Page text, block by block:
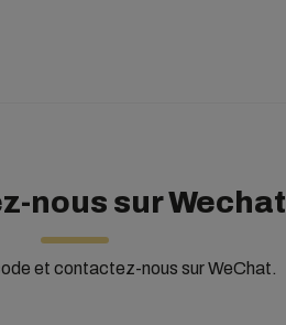
nous sur Wechat
et contactez-nous sur WeChat.